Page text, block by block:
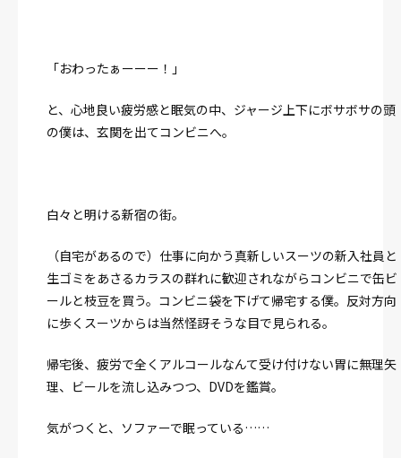
「おわったぁーーー！」
と、心地良い疲労感と眠気の中、ジャージ上下にボサボサの頭
の僕は、玄関を出てコンビニへ。
白々と明ける新宿の街。
（自宅があるので）仕事に向かう真新しいスーツの新入社員と
生ゴミをあさるカラスの群れに歓迎されながらコンビニで缶ビ
ールと枝豆を買う。コンビニ袋を下げて帰宅する僕。反対方向
に歩くスーツからは当然怪訝そうな目で見られる。
帰宅後、疲労で全くアルコールなんて受け付けない胃に無理矢
理、ビールを流し込みつつ、DVDを鑑賞。
気がつくと、ソファーで眠っている……